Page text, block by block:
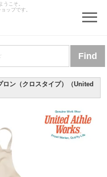
うこそ。
ップです。
ン（クロスタイプ）（United